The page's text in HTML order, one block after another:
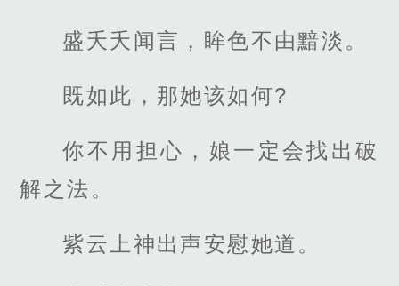
盛夭夭闻言，眸色不由黯淡。
既如此，那她该如何?
你不用担心，娘一定会找出破
解之法。
紫云上神出声安慰她道。